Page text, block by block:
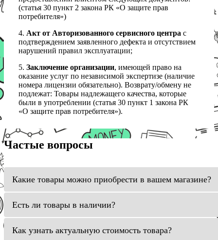
(статья 30 пункт 2 закона РК «О защите прав
потребителя»)
4. Акт от Авторизованного сервисного центра с
подтверждением заявленного дефекта и отсутствием
нарушений правил эксплуатации;
5. Заключение организации, имеющей право на
оказание услуг по независимой экспертизе (наличие
номера лицензии обязательно). Возврату/обмену не
подлежат: Товары надлежащего качества, которые
были в употреблении (статья 30 пункт 1 закона РК
«О защите прав потребителя»).
Частые вопросы
Какие товары можно приобрести в вашем магазине?
Есть ли товары в наличии?
Как узнать актуальную стоимость товара?